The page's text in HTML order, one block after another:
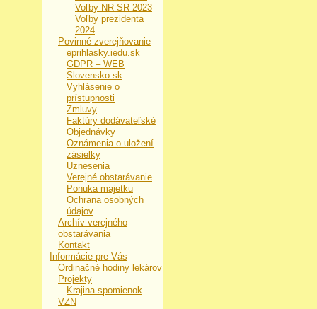
Voľby NR SR 2023
Voľby prezidenta
2024
Povinné zverejňovanie
eprihlasky.iedu.sk
GDPR – WEB
Slovensko.sk
Vyhlásenie o
prístupnosti
Zmluvy
Faktúry dodávateľské
Objednávky
Oznámenia o uložení
zásielky
Uznesenia
Verejné obstarávanie
Ponuka majetku
Ochrana osobných
údajov
Archív verejného
obstarávania
Kontakt
Informácie pre Vás
Ordinačné hodiny lekárov
Projekty
Krajina spomienok
VZN